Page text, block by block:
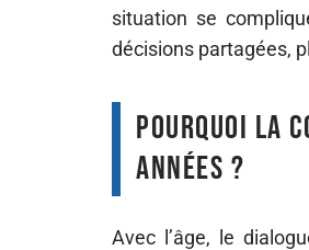
situation se
décisions partagées,
Pourquoi la
années ?
Avec l’âge, le